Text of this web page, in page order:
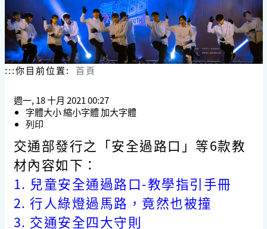
:::你目前位置: 首頁
週一, 18 十月 2021 00:27
字體大小縮小字體加大字體
列印
交通部發行之「安全過路口」等6款教
材內容如下：
1. 兒童安全通過路口-教學指引手冊
2. 行人綠燈過馬路，竟然也被撞
3. 交通安全四大守則